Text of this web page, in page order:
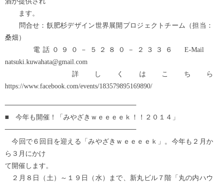
ます。
問合せ：飫肥杉デザイン世界展開プロジェクトチーム（担当：
桑畑）
電話０９０－５２８０－２３３６ E-Mail
natsuki.kuwahata@gmail.com
詳しくはこちら
https://www.facebook.com/events/183579895169890/
───────────────────────────
■ 今年も開催！「みやざきｗｅｅｅｅｋ！！２０１４」
───────────────────────────
今回で６回目を迎える「みやざきｗｅｅｅｅｋ」。今年も２月か
ら３月にかけ
て開催します。
２月８日（土）～１９日（水）まで、新丸ビル７階「丸の内ハウ